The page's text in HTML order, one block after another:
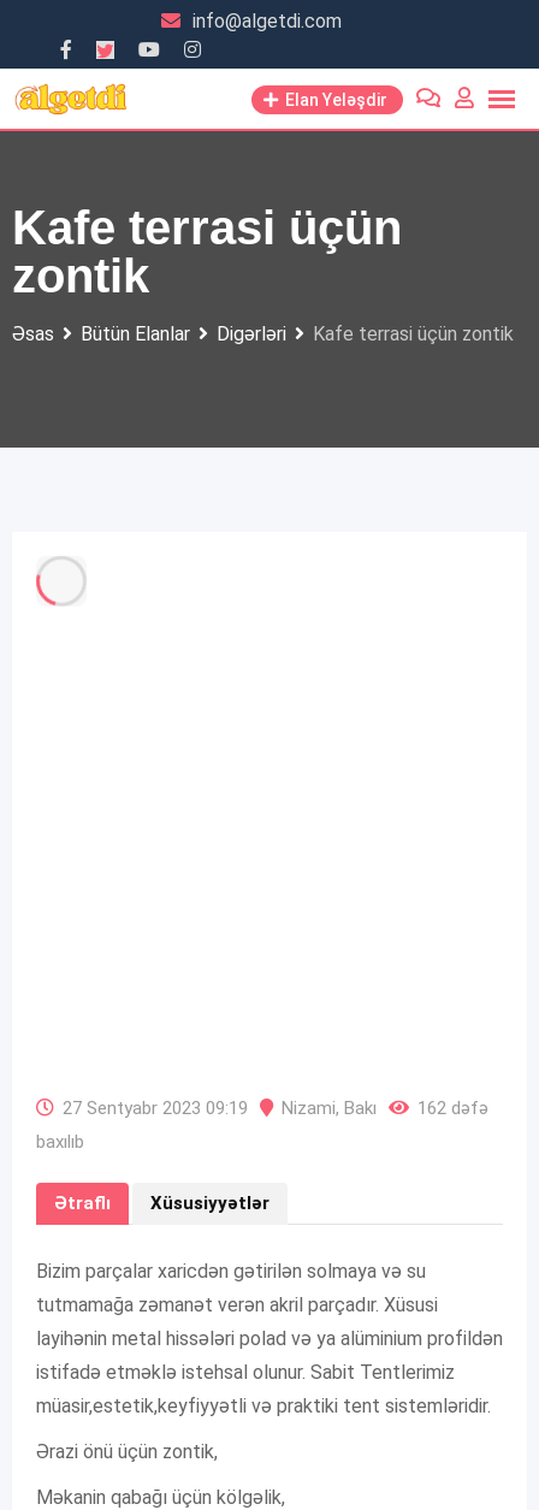
content
info@algetdi.com
Elan Yeləşdir
Kafe terrasi üçün
zontik
Əsas Bütün Elanlar Digərləri Kafe terrasi üçün zontik
27 Sentyabr 2023 09:19 Nizami, Bakı
162 dəfə
baxılıb
Ətraflı Xüsusiyyətlər
Bizim parçalar xaricdən gətirilən solmaya və su
tutmamağa zəmanət verən akril parçadır. Xüsusi
layihənin metal hissələri polad və ya alüminium profildən
istifadə etməklə istehsal olunur. Sabit Tentlerimiz
müasir,estetik,keyfiyyətli və praktiki tent sistemləridir.
Ərazi önü üçün zontik,
Məkanin qabağı üçün kölgəlik,